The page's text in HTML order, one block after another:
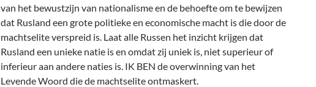
van het bewustzijn van nationalisme en de behoefte om te bewijzen
dat Rusland een grote politieke en economische macht is die door de
machtselite verspreid is. Laat alle Russen het inzicht krijgen dat
Rusland een unieke natie is en omdat zij uniek is, niet superieur of
inferieur aan andere naties is. IK BEN de overwinning van het
Levende Woord die de machtselite ontmaskert.